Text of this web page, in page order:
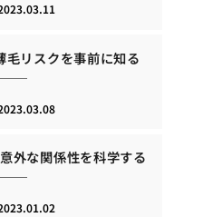
毛リスクを事前に知る
外な関係性を科学する